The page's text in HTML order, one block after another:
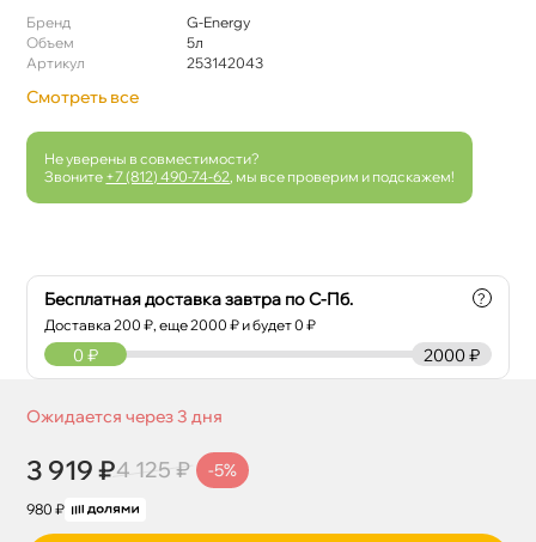
Бренд
G-Energy
Объем
5л
Артикул
253142043
Смотреть все
Не уверены в совместимости?
Звоните +7 (812) 490-74-62 , мы все проверим и подскажем!
Бесплатная доставка завтра по С-Пб.
Доставка200 ₽, еще2000 ₽ и будет 0 ₽
?
2000 ₽
0 ₽
Ожидается через 3 дня
3 919 ₽4 125 ₽ -5%
980 ₽